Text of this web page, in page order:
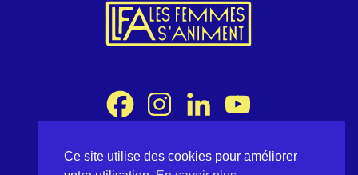
Association Les Femmes s'Animent
Ce site utilise des cookies pour améliorer